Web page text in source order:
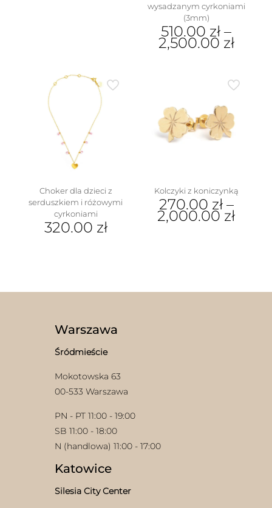
wysadzanym cyrkoniami
(3mm)
510.00 zł –
2,500.00 zł
wariantów.
Opcje
można
wybrać
Choker dla dzieci z
serduszkiem i różowymi
cyrkoniami
320.00 zł
Kolczyki z koniczynką
270.00 zł–
2,000.00 zł
Warszawa
Śródmieście
Mokotowska 63
00-533 Warszawa
PN - PT 11:00 - 19:00
SB 11:00 - 18:00
N (handlowa) 11:00 - 17:00
Katowice
Silesia City Center